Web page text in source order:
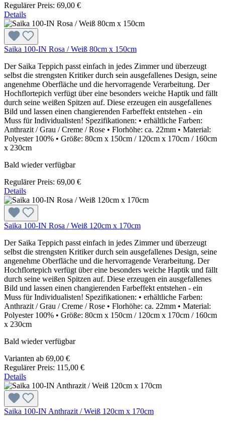
Regulärer Preis: 69,00 €
Details
Saika 100-IN Rosa / Weiß 80cm x 150cm
Der Saika Teppich passt einfach in jedes Zimmer und überzeugt
selbst die strengsten Kritiker durch sein ausgefallenes Design, seine
angenehme Oberfläche und die hervorragende Verarbeitung. Der
Hochflortepich verfügt über eine besonders weiche Haptik und fällt
durch seine weißen Spitzen auf. Diese erzeugen ein ausgefallenes
Bild und lassen einen changierenden Farbeffekt entstehen - ein
Muss für Individualisten! Spezifikationen: • erhältliche Farben:
Anthrazit / Grau / Creme / Rose • Florhöhe: ca. 22mm • Material:
Polyester 100% • Größe: 80cm x 150cm / 120cm x 170cm / 160cm
x 230cm
Bald wieder verfügbar
Regulärer Preis: 69,00 €
Details
Saika 100-IN Rosa / Weiß 120cm x 170cm
Der Saika Teppich passt einfach in jedes Zimmer und überzeugt
selbst die strengsten Kritiker durch sein ausgefallenes Design, seine
angenehme Oberfläche und die hervorragende Verarbeitung. Der
Hochflortepich verfügt über eine besonders weiche Haptik und fällt
durch seine weißen Spitzen auf. Diese erzeugen ein ausgefallenes
Bild und lassen einen changierenden Farbeffekt entstehen - ein
Muss für Individualisten! Spezifikationen: • erhältliche Farben:
Anthrazit / Grau / Creme / Rose • Florhöhe: ca. 22mm • Material:
Polyester 100% • Größe: 80cm x 150cm / 120cm x 170cm / 160cm
x 230cm
Bald wieder verfügbar
Varianten ab 69,00 €
Regulärer Preis: 115,00 €
Details
Saika 100-IN Anthrazit / Weiß 120cm x 170cm